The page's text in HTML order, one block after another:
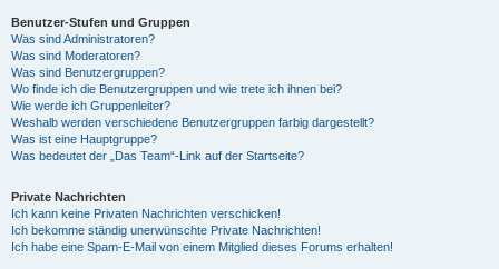
Benutzer-Stufen und Gruppen
Was sind Administratoren?
Was sind Moderatoren?
Was sind Benutzergruppen?
Wo finde ich die Benutzergruppen und wie trete ich ihnen bei?
Wie werde ich Gruppenleiter?
Weshalb werden verschiedene Benutzergruppen farbig dargestellt?
Was ist eine Hauptgruppe?
Was bedeutet der „Das Team“-Link auf der Startseite?
Private Nachrichten
Ich kann keine Privaten Nachrichten verschicken!
Ich bekomme ständig unerwünschte Private Nachrichten!
Ich habe eine Spam-E-Mail von einem Mitglied dieses Forums erhalten!